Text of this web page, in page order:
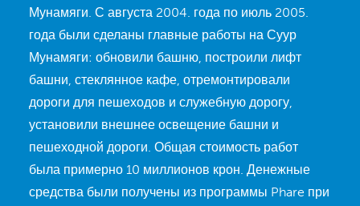
Мунамяги. С августа 2004. года по июль 2005.
года были сделаны главные работы на Суур
Мунамяги: обновили башню, построили лифт
башни, стеклянное кафе, отремонтировали
дороги для пешеходов и служебную дорогу,
установили внешнее освещение башни и
пешеходной дороги. Общая стоимость работ
была примерно 10 миллионов крон. Денежные
средства были получены из программы Phare при